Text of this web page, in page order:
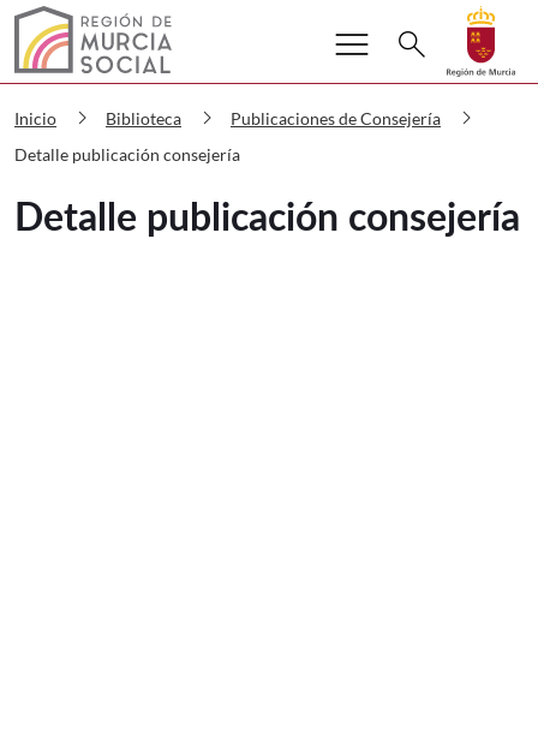
Murcia Social Detalle publicación
Volver a
Ir a
menu Buscar
search
Inicio chevron_right Biblioteca chevron_right Publicaciones de Consejería chevron_right
Detalle publicación consejería
Detalle publicación consejería